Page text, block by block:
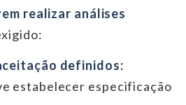
realizar análises
definidos:
estabelecer especificação